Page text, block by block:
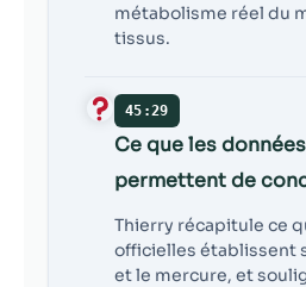
métabolisme réel du
tissus.
45:29
Ce que les
permettent de
Thierry récapitule ce
officielles établissent
et le mercure, et